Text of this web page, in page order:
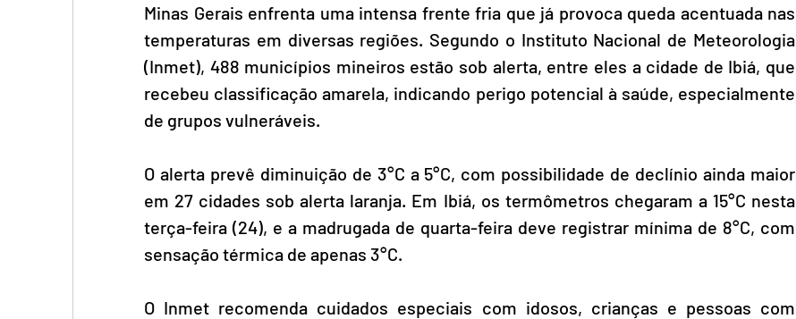
Minas Gerais enfrenta uma intensa frente fria que já provoca queda acentuada nas
temperaturas em diversas regiões. Segundo o Instituto Nacional de Meteorologia
(Inmet), 488 municípios mineiros estão sob alerta, entre eles a cidade de Ibiá, que
recebeu classificação amarela, indicando perigo potencial à saúde, especialmente
de grupos vulneráveis.
O alerta prevê diminuição de 3°C a 5°C, com possibilidade de declínio ainda maior
em 27 cidades sob alerta laranja. Em Ibiá, os termômetros chegaram a 15°C nesta
terça-feira (24), e a madrugada de quarta-feira deve registrar mínima de 8°C, com
sensação térmica de apenas 3°C.
O Inmet recomenda cuidados especiais com idosos, crianças e pessoas com